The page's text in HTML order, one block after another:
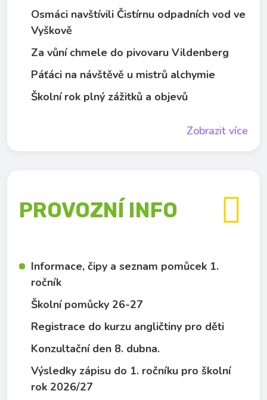
Osmáci navštívili Čistírnu odpadních vod ve
Vyškově
Za vůní chmele do pivovaru Vildenberg
Páťáci na návštěvě u mistrů alchymie
Školní rok plný zážitků a objevů
Zobrazit více
PROVOZNÍ INFO
Informace, čipy a seznam pomůcek 1.
ročník
Školní pomůcky 26-27
Registrace do kurzu angličtiny pro děti
Konzultační den 8. dubna.
Výsledky zápisu do 1. ročníku pro školní
rok 2026/27
